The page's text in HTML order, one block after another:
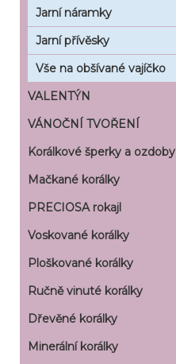
Jarní náramky
Jarní přívěsky
Vše na obšívané vajíčko
VALENTÝN
VÁNOČNÍ TVOŘENÍ
Korálkové šperky a ozdoby
Mačkané korálky
PRECIOSA rokajl
Voskované korálky
Ploškované korálky
Ručně vinuté korálky
Dřevěné korálky
Minerální korálky